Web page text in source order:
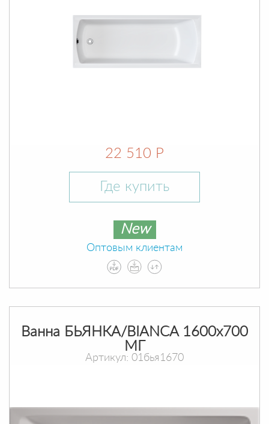
22 510 Р
Где купить
New
Оптовым клиентам
Ванна БЬЯНКА/BIANCA 1600х700
МГ
Артикул: 01бья1670